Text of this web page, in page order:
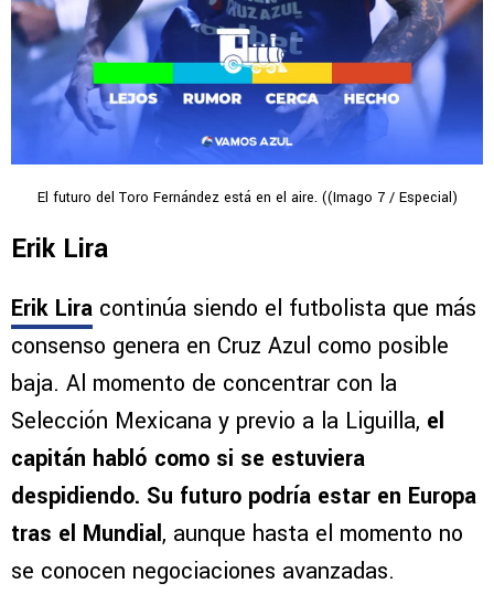
El futuro del Toro Fernández está en el aire. ((Imago 7 / Especial)
Erik Lira
Erik Lira continúa siendo el futbolista que más
consenso genera en Cruz Azul como posible
baja. Al momento de concentrar con la
Selección Mexicana y previo a la Liguilla, el
capitán habló como si se estuviera
despidiendo. Su futuro podría estar en Europa
tras el Mundial, aunque hasta el momento no
se conocen negociaciones avanzadas.